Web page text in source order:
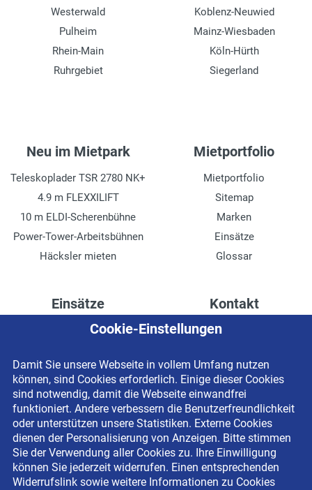
Westerwald
Pulheim
Rhein-Main
Ruhrgebiet
Koblenz-Neuwied
Mainz-Wiesbaden
Köln-Hürth
Siegerland
Neu im Mietpark
Teleskoplader TSR 2780 NK+
4.9 m FLEXXILIFT
10 m ELDI-Scherenbühne
Power-Tower-Arbeitsbühnen
Häcksler mieten
Mietportfolio
Mietportfolio
Sitemap
Marken
Einsätze
Glossar
Einsätze
Höhenzugang für
Drainage verlegen
Fassadenreinigung
Terrasse anlegen
Ladenbau
Kontakt
Kontaktformular
Impressum
Datenschutzerklärung
Newsletter-Anmeldung
Cookie-Einstellungen
Damit Sie unsere Webseite in vollem Umfang nutzen
können, sind Cookies erforderlich. Einige dieser Cookies
sind notwendig, damit die Webseite einwandfrei
funktioniert. Andere verbessern die Benutzerfreundlichkeit
oder unterstützen unsere Statistiken. Externe Cookies
dienen der Personalisierung von Anzeigen. Bitte stimmen
Sie der Verwendung aller Cookies zu. Ihre Einwilligung
können Sie jederzeit widerrufen. Einen entsprechenden
Widerrufslink sowie weitere Informationen zu Cookies